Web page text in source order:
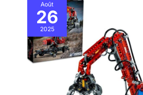
Août
26
2025